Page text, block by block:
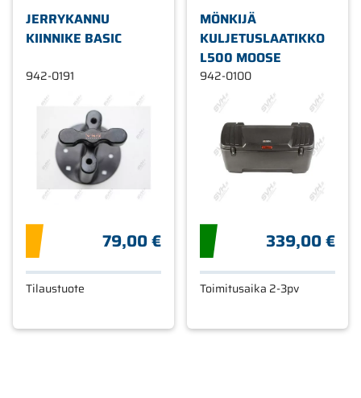
JERRYKANNU
KIINNIKE BASIC
942-0191
79,00 €
Tilaustuote
MÖNKIJÄ
KULJETUSLAATIKKO
L500 MOOSE
942-0100
339,00 €
Toimitusaika 2-3pv